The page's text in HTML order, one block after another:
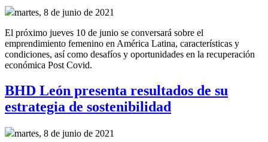
martes, 8 de junio de 2021
El próximo jueves 10 de junio se conversará sobre el
emprendimiento femenino en América Latina, características y
condiciones, así como desafíos y oportunidades en la recuperación
económica Post Covid.
BHD León presenta resultados de su
estrategia de sostenibilidad
martes, 8 de junio de 2021